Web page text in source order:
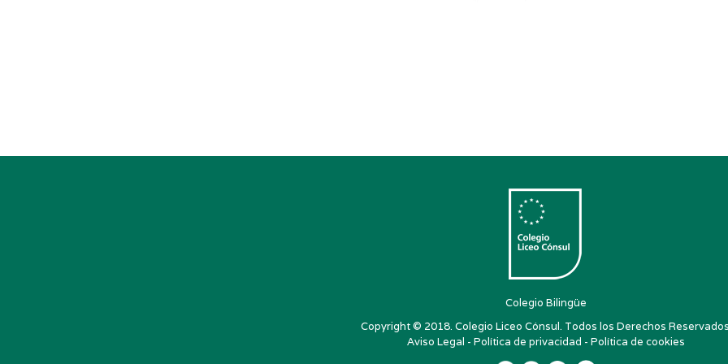
Colegio Bilingüe
Copyright © 2018. Colegio Liceo Cónsul. Todos los Derechos
Aviso Legal - Política de privacidad - Política de cookies